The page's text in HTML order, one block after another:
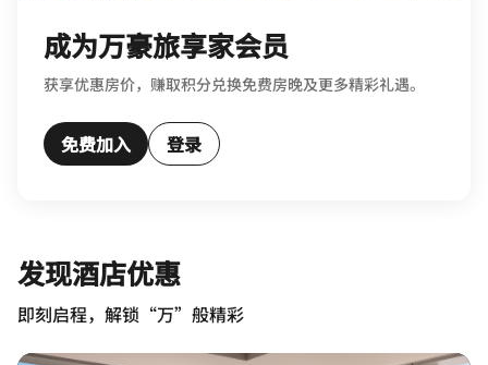
成为万豪旅享家会员
获享优惠房价，赚取积分兑换免费房晚及更多精彩礼遇。
免费加入 登录
发现酒店优惠
即刻启程，解锁“万”般精彩